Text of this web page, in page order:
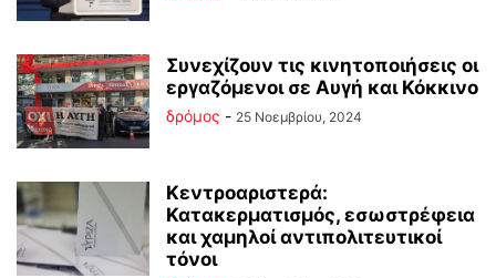
Συνεχίζουν τις κινητοποιήσεις οι
εργαζόμενοι σε Αυγή και Κόκκινο
δρόμος - 25 Νοεμβρίου, 2024
Κεντροαριστερά:
Κατακερματισμός, εσωστρέφεια
και χαμηλοί αντιπολιτευτικοί
τόνοι